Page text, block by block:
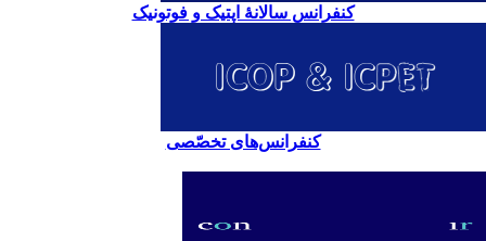
کنفرانس سالانۀ اپتیک و فوتونیک
کنفرانس‌های تخصّصی